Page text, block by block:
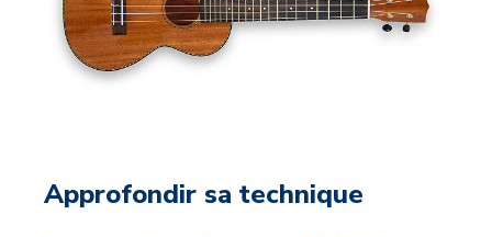
Approfondir sa technique